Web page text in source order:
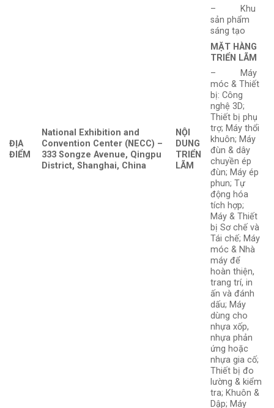
ĐỊA
ĐIỂM
National Exhibition and
Convention Center (NECC) –
333 Songze Avenue, Qingpu
District, Shanghai, China
NỘI
DUNG
TRIỂN
LÃM
– Khu
sản phẩm
sáng tạo
MẶT HÀNG
TRIỂN LÃM
– Máy
móc & Thiết
bị: Công
nghệ 3D;
Thiết bị phụ
trợ; Máy thổi
khuôn; Máy
đùn & dây
chuyền ép
đùn; Máy ép
phun; Tự
động hóa
tích hợp;
Máy & Thiết
bị Sơ chế và
Tái chế; Máy
móc & Nhà
máy để
hoàn thiện,
trang trí, in
ấn và đánh
dấu; Máy
dùng cho
nhựa xốp,
nhựa phản
ứng hoặc
nhựa gia cố;
Thiết bị đo
lường & kiểm
tra; Khuôn &
Dập; Máy